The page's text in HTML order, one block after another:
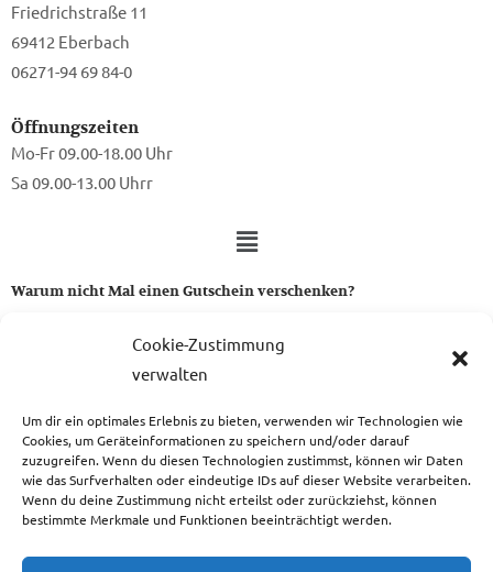
Cookie-Zustimmung
verwalten
Um dir ein optimales Erlebnis zu bieten, verwenden wir Technologien wie
Cookies, um Geräteinformationen zu speichern und/oder darauf
zuzugreifen. Wenn du diesen Technologien zustimmst, können wir Daten
wie das Surfverhalten oder eindeutige IDs auf dieser Website verarbeiten.
Wenn du deine Zustimmung nicht erteilst oder zurückziehst, können
bestimmte Merkmale und Funktionen beeinträchtigt werden.
Friedrichstraße 11
69412 Eberbach
06271-94 69 84-0
Öffnungszeiten
Mo-Fr 09.00-18.00 Uhr
Sa 09.00-13.00 Uhrr
Warum nicht Mal einen Gutschein verschenken?
Ein Gutschein von uns ist das perfekte Geschenk für alle Stoff-
zum Gutschein
Copyright © 2026 Das Atelier